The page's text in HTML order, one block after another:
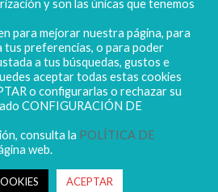
DE MONTEARAGÓN
Spain
812 - info@abr.com.es
| Todos los derechos reservados
y son las únicas que tenemos
para mejorar nuestra página, para
tus preferencias, o para poder
a tus búsquedas, gustos e
aceptar todas estas cookies
o configurarlas o rechazar su
CONFIGURACIÓN DE
consulta la POLÍTICA DE
web.
ACEPTAR